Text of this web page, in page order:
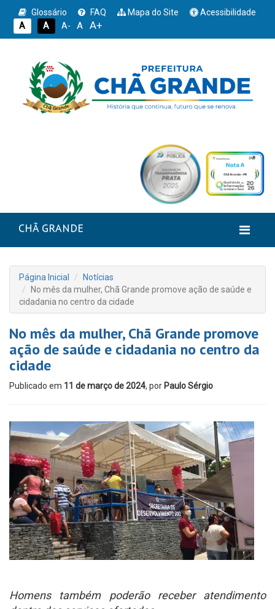
Glossário FAQ Mapa do Site
Acessibilidade
A
A A- A A+
CHÃ GRANDE
Página Inicial
Notícias
No mês da mulher, Chã Grande promove ação de saúde e
cidadania no centro da cidade
No mês da mulher, Chã Grande promove
ação de saúde e cidadania no centro da
cidade
Publicado em 11 de março de 2024, por Paulo Sérgio
Homens também poderão receber atendimento